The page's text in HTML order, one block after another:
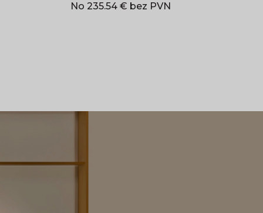
No 235.54 € bez PVN